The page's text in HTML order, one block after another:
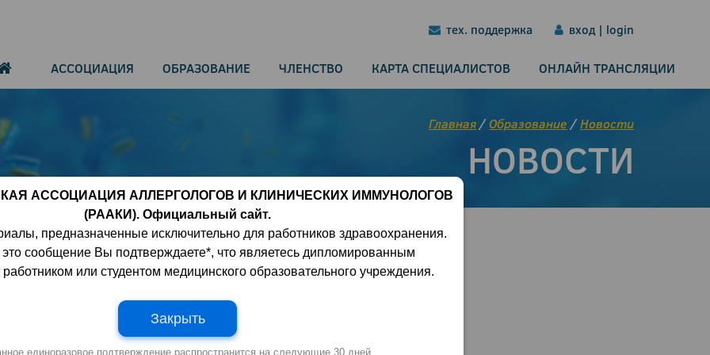
тех. поддержка вход | login
АССОЦИАЦИЯ ОБРАЗОВАНИЕ ЧЛЕНСТВО КАРТА СПЕЦИАЛИСТОВ ОНЛАЙН ТРАНСЛЯЦИИ
Главная/Образование /Новости
НОВОСТИ
с сепсисом связано с
АССОЦИАЦИЯ АЛЛЕРГОЛОГОВ И КЛИНИЧЕСКИХ ИММУНОЛОГОВ
(РААКИ). Официальный сайт.
предназначенные исключительно для работников здравоохранения.
сообщение Вы подтверждаете*, что являетесь дипломированным
или студентом медицинского образовательного учреждения.
Закрыть
единоразовое подтверждение распространится на следующие 30 дней.